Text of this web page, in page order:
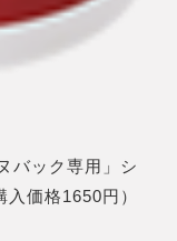
バック専用」シ
価格1650円）